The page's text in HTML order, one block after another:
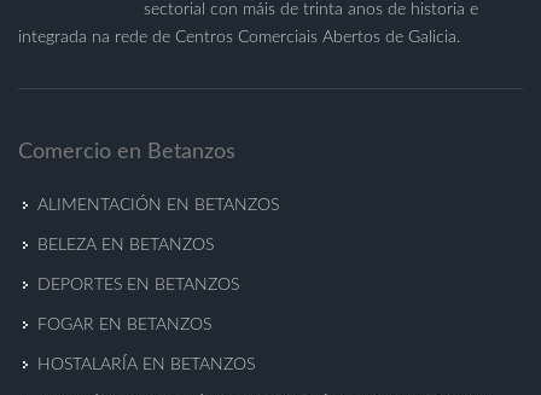
sectorial con máis de trinta anos de historia e
integrada na rede de Centros Comerciais Abertos de Galicia.
Comercio en Betanzos
ALIMENTACIÓN EN BETANZOS
BELEZA EN BETANZOS
DEPORTES EN BETANZOS
FOGAR EN BETANZOS
HOSTALARÍA EN BETANZOS